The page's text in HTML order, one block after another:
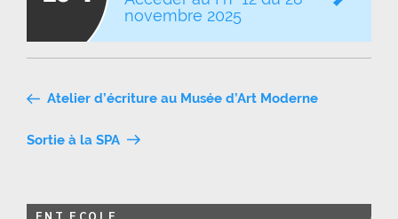
novembre 2025
Navigation
de
Atelier d’écriture au Musée d’Art Moderne
Sortie à la SPA
ENT ECOLE